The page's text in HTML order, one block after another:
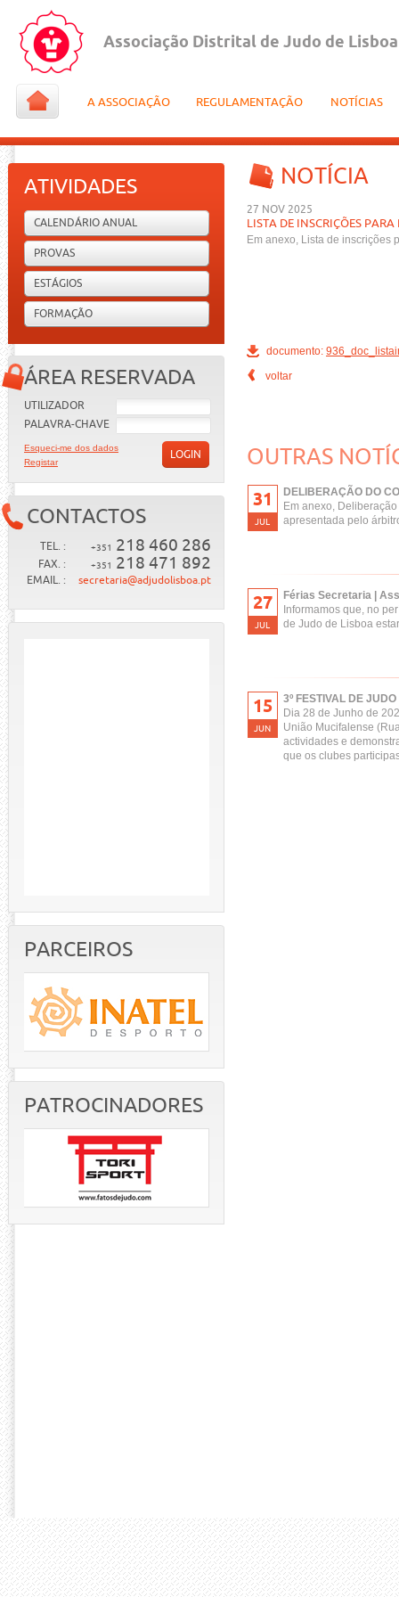
Associação Distrital de Judo de Lisboa
A ASSOCIAÇÃO REGULAMENTAÇÃO NOTÍCIAS
ATIVIDADES
CALENDÁRIO ANUAL
PROVAS
ESTÁGIOS
FORMAÇÃO
ÁREA RESERVADA
UTILIZADOR
PALAVRA-CHAVE
LOGIN
Esqueci-me dos dados
Registar
CONTACTOS
TEL. : +351 218 460 286
FAX. : +351 218 471 892
EMAIL. : secretaria@adjudolisboa.pt
PARCEIROS
PATROCINADORES
NOTÍCIA
27 NOV 2025
LISTA DE INSCRIÇÕES
Em anexo, Lista de inscrições
documento:
voltar
OUTRAS
31
JUL
DELIBERAÇÃO DO
Em anexo,
apresentada pelo
27
JUL
Férias Secretaria |
Informamos que, no
de Judo de Lisboa
15
JUN
3º FESTIVAL DE
Dia 28 de Junho de
União Mucifalense
actividades e
que os clubes